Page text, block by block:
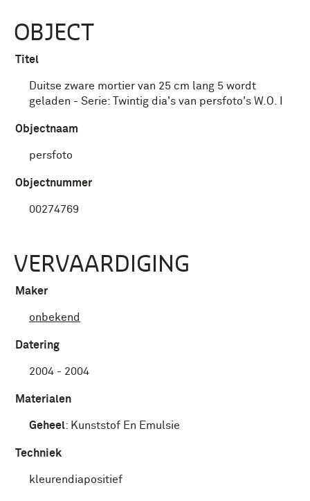
OBJECT
Titel
Duitse zware mortier van 25 cm lang 5 wordt
geladen - Serie: Twintig dia's van persfoto's W.O. I
Objectnaam
persfoto
Objectnummer
00274769
VERVAARDIGING
Maker
onbekend
Datering
2004 - 2004
Materialen
Geheel: Kunststof En Emulsie
Techniek
kleurendiapositief